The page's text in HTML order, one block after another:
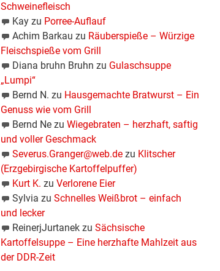
Schweinefleisch
Kayzu Porree-Auflauf
Achim Barkau zu Räuberspieße – Würzige
Fleischspieße vom Grill
Diana bruhn Bruhn zu Gulaschsuppe
„Lumpi“
Bernd N. zu Hausgemachte Bratwurst – Ein
Genuss wie vom Grill
Bernd Nezu Wiegebraten – herzhaft, saftig
und voller Geschmack
Severus.Granger@web.dezu Klitscher
(Erzgebirgische Kartoffelpuffer)
Kurt K. zu Verlorene Eier
Sylvia zu Schnelles Weißbrot – einfach
und lecker
ReinerjJurtanekzu Sächsische
Kartoffelsuppe – Eine herzhafte Mahlzeit aus
der DDR-Zeit